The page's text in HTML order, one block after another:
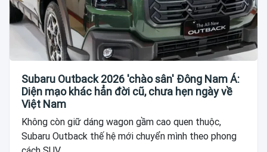
Subaru Outback 2026 'chào sân' Đông Nam Á:
Diện mạo khác hẳn đời cũ, chưa hẹn ngày về
Việt Nam
Không còn giữ dáng wagon gầm cao quen thuộc,
Subaru Outback thế hệ mới chuyển mình theo phong